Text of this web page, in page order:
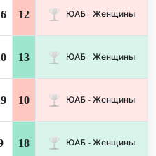
12 ЮАБ - Женщины
13 ЮАБ - Женщины
10 ЮАБ - Женщины
18 ЮАБ - Женщины